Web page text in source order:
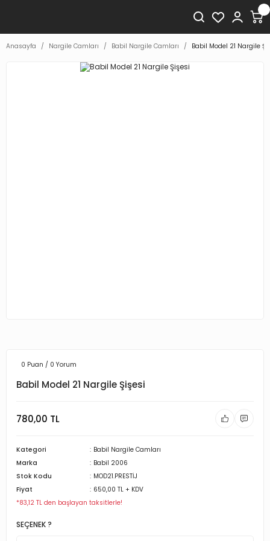
Anasayfa Nargile Camları Babil Nargile Camları Babil Model 21 Nargile
0 Puan / 0 Yorum
Babil Model 21 Nargile Şişesi
780,00 TL
Kategori
Babil Nargile Camları
Marka
Babil 2006
Stok Kodu
MOD21.PRESTİJ
Fiyat
650,00 TL + KDV
*83,12 TL den başlayan taksitlerle!
SEÇENEK ?